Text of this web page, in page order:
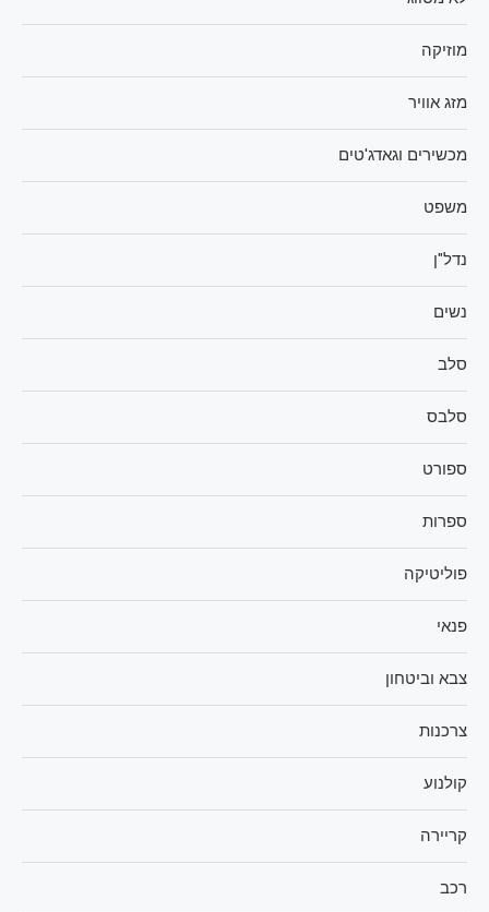
מוזיקה
מזג אוויר
מכשירים וגאדג'טים
משפט
נדל"ן
נשים
סלב
סלבס
ספורט
ספרות
פוליטיקה
פנאי
צבא וביטחון
צרכנות
קולנוע
קריירה
רכב